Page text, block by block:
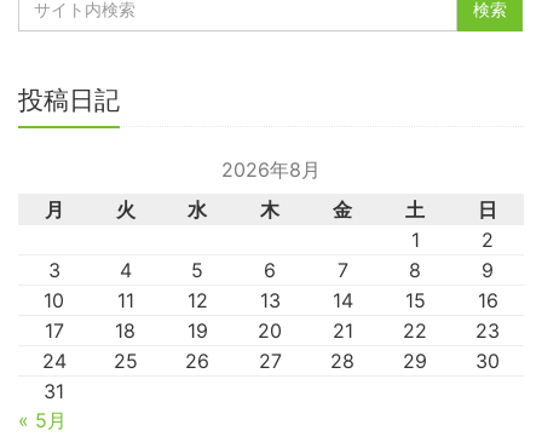
投稿日記
2026年8月
月
火 水 木 金 土
日
1
2
3
4 5 6 7 8
9
10
11 12 13 14 15
16
17
18 19 20 21 22
23
24
25 26 27 28 29
30
31
« 5月